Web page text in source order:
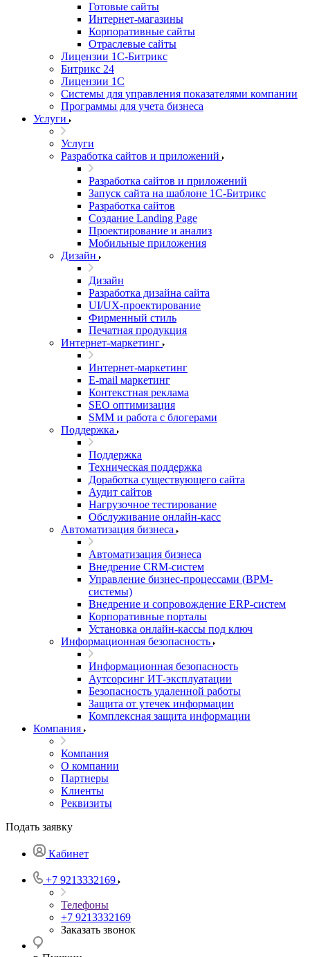
Готовые сайты
Интернет-магазины
Корпоративные сайты
Отраслевые сайты
Лицензии 1С-Битрикс
Битрикс 24
Лицензии 1С
Системы для управления показателями компании
Программы для учета бизнеса
Услуги
Услуги
Разработка сайтов и приложений
Разработка сайтов и приложений
Запуск сайта на шаблоне 1С-Битрикс
Разработка сайтов
Создание Landing Page
Проектирование и анализ
Мобильные приложения
Дизайн
Дизайн
Разработка дизайна сайта
UI/UX-проектирование
Фирменный стиль
Печатная продукция
Интернет-маркетинг
Интернет-маркетинг
E-mail маркетинг
Контекстная реклама
SEO оптимизация
SMM и работа с блогерами
Поддержка
Поддержка
Техническая поддержка
Доработка существующего сайта
Аудит сайтов
Нагрузочное тестирование
Обслуживание онлайн-касс
Автоматизация бизнеса
Автоматизация бизнеса
Внедрение CRM-систем
Управление бизнес-процессами (BPM-
системы)
Внедрение и сопровождение ERP-систем
Корпоративные порталы
Установка онлайн-кассы под ключ
Информационная безопасность
Информационная безопасность
Аутсорсинг ИТ-эксплуатации
Безопасность удаленной работы
Защита от утечек информации
Комплексная защита информации
Компания
Компания
О компании
Партнеры
Клиенты
Реквизиты
Подать заявку
Кабинет
+7 9213332169
Телефоны
+7 9213332169
Заказать звонок